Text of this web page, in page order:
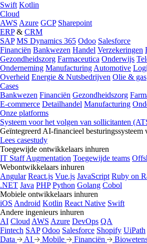
Swift Kotlin
Cloud
AWS Azure GCP Sharepoint
ERP& CRM
SAP MS Dynamics 365 Odoo Salesforce
Financiën Bankwezen Handel Verzekeringen
Gezondheidszorg Farmaceutica Onderwijs
Onderneming Manufacturing Automotive
Overheid Energie & Nutsbedrijven Olie & gas
Cases
Bankwezen Financiën Gezondheidszorg
E-commerce Detailhandel Manufacturing
Onze platforms
Systeem voor het volgen van sollicitanten
Geïntegreerd AI-financieel
Lees casestudy
Toegewijde ontwikkelaars inhuren
IT Staff Augmentation Toegewijde teams
Webontwikkelaars inhuren
Angular React.js Vue.js JavaScript Ruby on
.NET Java PHP Python Golang Cobol
Mobiele ontwikkelaars inhuren
iOS Android Kotlin React Native Swift
Andere ingenieurs inhuren
AI Cloud AWS Azure DevOps QA
Fintech SAP Odoo Salesforce Shopify UiPath
Data
AI Mobile Financiën